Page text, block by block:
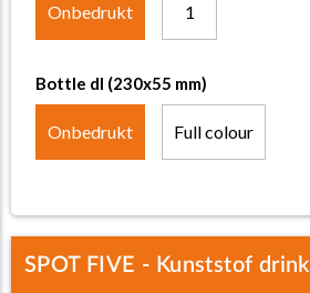
Onbedrukt 1
Bottle dl (230x55 mm)
Onbedrukt Full colour
SPOT FIVE - Kunststof